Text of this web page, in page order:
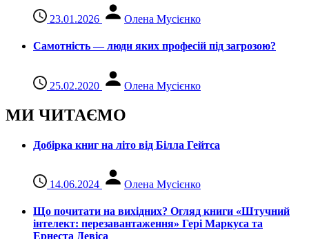
23.01.2026 Олена Мусієнко
Самотність — люди яких професій під загрозою?
25.02.2020 Олена Мусієнко
МИ ЧИТАЄМО
Добірка книг на літо від Білла Гейтса
14.06.2024 Олена Мусієнко
Що почитати на вихідних? Огляд книги «Штучний
інтелект: перезавантаження» Гері Маркуса та
Ернеста Девіса